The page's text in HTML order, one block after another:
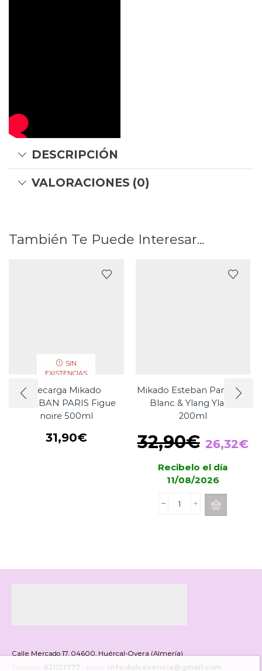
DESCRIPCIÓN
VALORACIONES (0)
También Te Puede Interesar...
SIN
EXISTENCIAS
Recarga Mikado
ESTEBAN PARIS Figue
noire 500ml
31,90€
Mikado Esteban Paris Thé
Blanc & Ylang Ylang
200ml
32,90€ El
precio
original
32,90€.
26,32€
Recibelo el día
11/08/2026
Mikado
Esteban
Ylang
Calle Mercado 17, 04600, Huércal-Overa (Almería)
Teléfono: 621121777 info.dulcesencia@gmail.com